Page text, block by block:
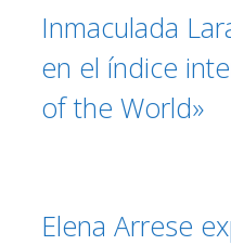
Inmaculada
en el índice
of the World»
Elena Arrese